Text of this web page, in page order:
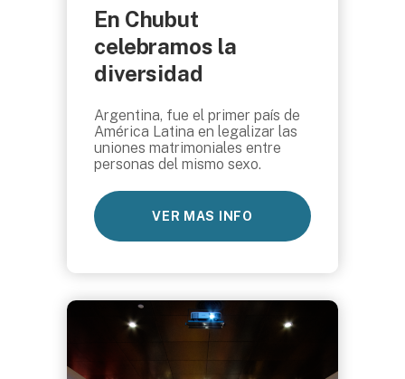
En Chubut
celebramos la
diversidad
Argentina, fue el primer país de
América Latina en legalizar las
uniones matrimoniales entre
personas del mismo sexo.
VER MAS INFO